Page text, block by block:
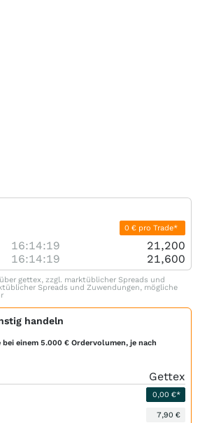
0 € pro Trade*
16:14:19
21,200
16:14:19 21,600
gettex, zzgl. marktüblicher Spreads und
Spreads und Zuwendungen, mögliche
handeln
einem 5.000 € Ordervolumen, je nach
Gettex
0,00 €*
7,90 €